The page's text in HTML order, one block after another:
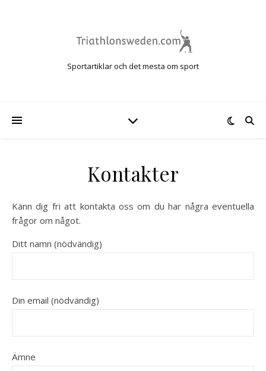
Sportartiklar och det mesta om sport
Kontakter
Känn dig fri att kontakta oss om du har några eventuella
frågor om något.
Ditt namn (nödvändig)
Din email (nödvändig)
Ämne